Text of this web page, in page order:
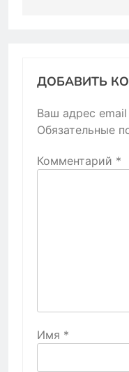
ДОБАВИТЬ
Ваш адрес email
Обязательные
Комментарий *
Имя *